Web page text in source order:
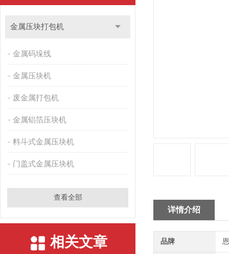
金属压块打包机
金属码垛线
金属压块机
废金属打包机
金属铝箔压块机
料斗式金属压块机
门盖式金属压块机
查看全部
相关文章
详情介绍
品牌